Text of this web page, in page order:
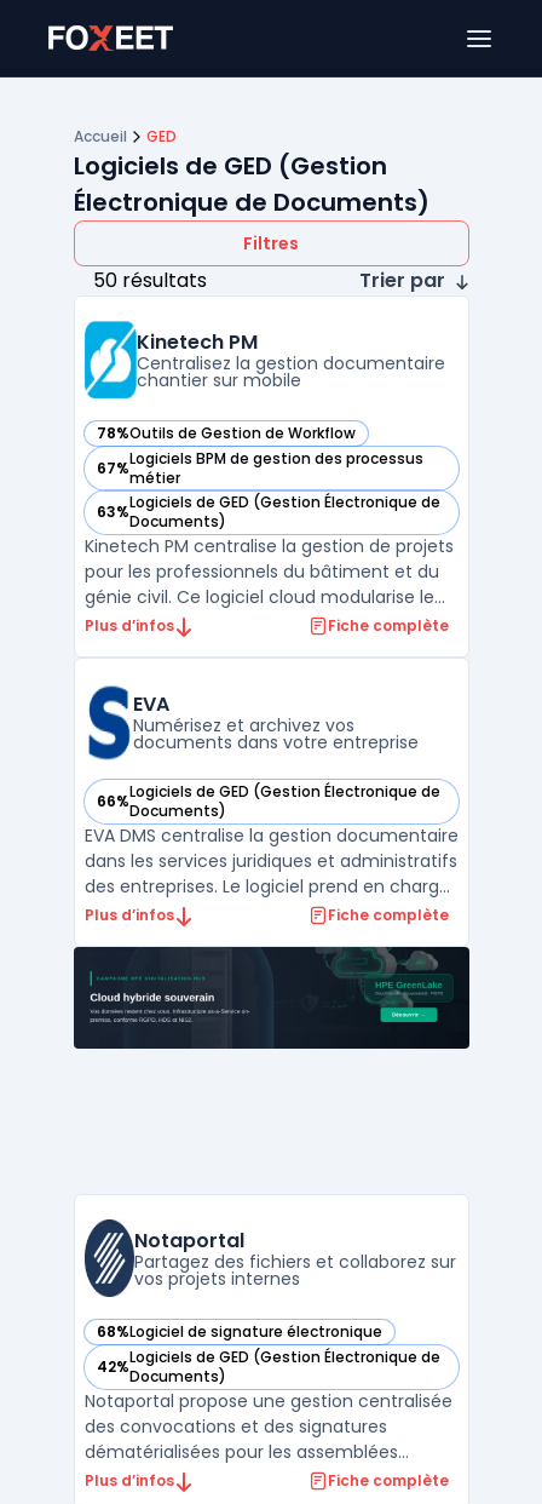
Accueil GED
Logiciels de GED (Gestion
Électronique de Documents)
Filtres
50 résultats Trier par
Kinetech PM
Centralisez la gestion documentaire
chantier sur mobile
78%Outils de Gestion de Workflow
— voir Kinetech PM dans cette catégorie
67%Logiciels BPM de gestion des processus
métier
— voir Kinetech PM dans cette catégorie
63%Logiciels de GED (Gestion Électronique de
Documents)
— voir Kinetech PM dans cette catégorie
Kinetech PM centralise la gestion de projets
pour les professionnels du bâtiment et du
génie civil. Ce logiciel cloud modularise le
pilotage de chantier, en digitalisant
gestion financière. L'utilisation de gestion
de projet ...
Plus d’infos Fiche complète
EVA
Numérisez et archivez vos
documents dans votre entreprise
66%Logiciels de GED (Gestion Électronique de
Documents)
— voir EVA dans cette catégorie
EVA DMS centralise la gestion documentaire
dans les services juridiques et administratifs
des entreprises. Le logiciel prend en charge
la centralisation des documents légaux, des
rendre accessible l’ensemble des dossiers
et faciliter les recherches. Les organisati ...
Plus d’infos Fiche complète
Notaportal
Partagez des fichiers et collaborez sur
vos projets internes
68%Logiciel de signature électronique
— voir Notaportal dans cette catégorie
42%Logiciels de GED (Gestion Électronique de
Documents)
— voir Notaportal dans cette catégorie
Notaportal propose une gestion centralisée
des convocations et des signatures
dématérialisées pour les assemblées
générales liées à la copropriété. L’utilisation
Plus d’infos Fiche complète